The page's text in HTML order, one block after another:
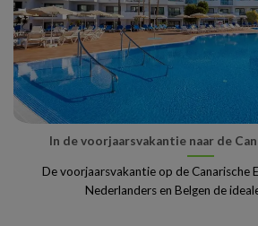
In de voorjaarsvakantie naar de
De voorjaarsvakantie op de Canarische
Nederlanders en Belgen de